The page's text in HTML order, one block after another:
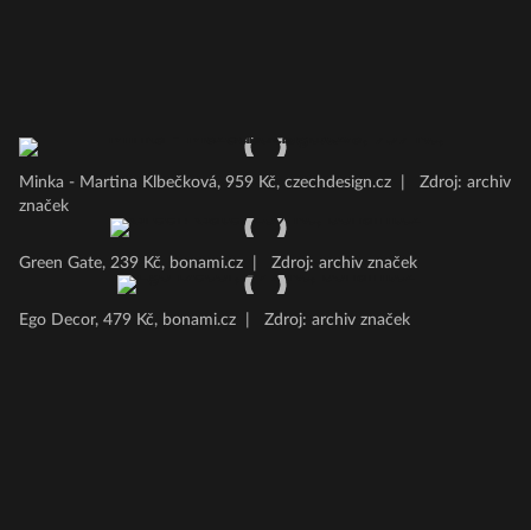
Minka - Martina Klbečková, 959 Kč, czechdesign.cz
Zdroj: archiv
značek
Green Gate, 239 Kč, bonami.cz Zdroj: archiv značek
Ego Decor, 479 Kč, bonami.cz Zdroj: archiv značek